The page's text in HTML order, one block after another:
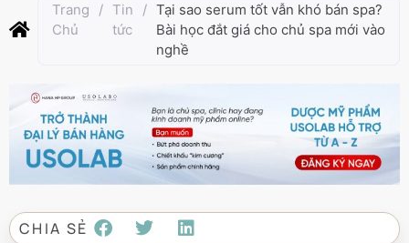
Trang
Chủ
/ Tin
tức
/ Tại sao serum tốt vẫn khó bán spa?
Bài học đắt giá cho chủ spa mới vào
nghề
CHIA SẺ